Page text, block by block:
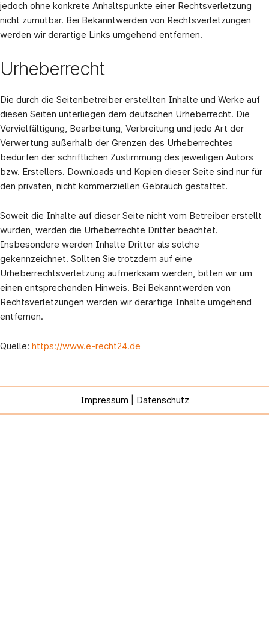
jedoch ohne konkrete Anhaltspunkte einer Rechtsverletzung
nicht zumutbar. Bei Bekanntwerden von Rechtsverletzungen
werden wir derartige Links umgehend entfernen.
Urheberrecht
Die durch die Seitenbetreiber erstellten Inhalte und Werke auf
diesen Seiten unterliegen dem deutschen Urheberrecht. Die
Vervielfältigung, Bearbeitung, Verbreitung und jede Art der
Verwertung außerhalb der Grenzen des Urheberrechtes
bedürfen der schriftlichen Zustimmung des jeweiligen Autors
bzw. Erstellers. Downloads und Kopien dieser Seite sind nur für
den privaten, nicht kommerziellen Gebrauch gestattet.
Soweit die Inhalte auf dieser Seite nicht vom Betreiber erstellt
wurden, werden die Urheberrechte Dritter beachtet.
Insbesondere werden Inhalte Dritter als solche
gekennzeichnet. Sollten Sie trotzdem auf eine
Urheberrechtsverletzung aufmerksam werden, bitten wir um
einen entsprechenden Hinweis. Bei Bekanntwerden von
Rechtsverletzungen werden wir derartige Inhalte umgehend
entfernen.
Quelle: https://www.e-recht24.de
Impressum Datenschutz